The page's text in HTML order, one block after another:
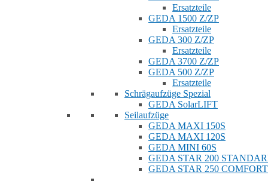
Ersatzteile
GEDA 1500 Z/ZP
Ersatzteile
GEDA 300 Z/ZP
Ersatzteile
GEDA 3700 Z/ZP
GEDA 500 Z/ZP
Ersatzteile
Schrägaufzüge Spezial
GEDA SolarLIFT
Seilaufzüge
GEDA MAXI 150S
GEDA MAXI 120S
GEDA MINI 60S
GEDA STAR 200
GEDA STAR 250 COMFORT